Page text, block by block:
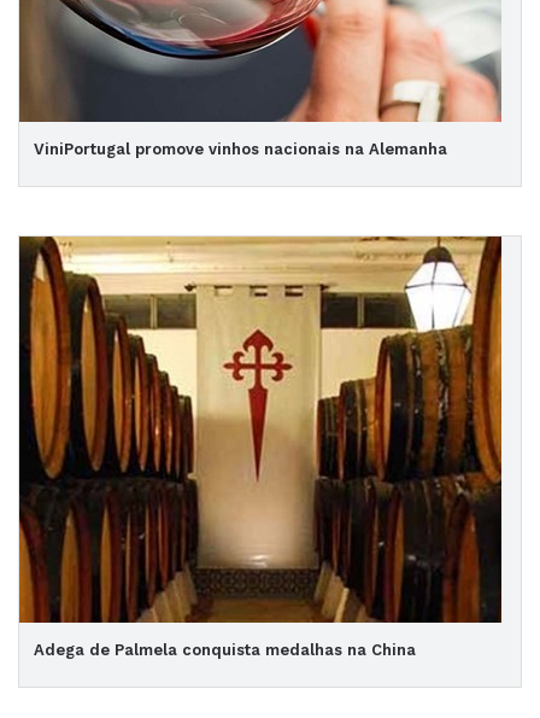
ViniPortugal promove vinhos nacionais na Alemanha
Adega de Palmela conquista medalhas na China